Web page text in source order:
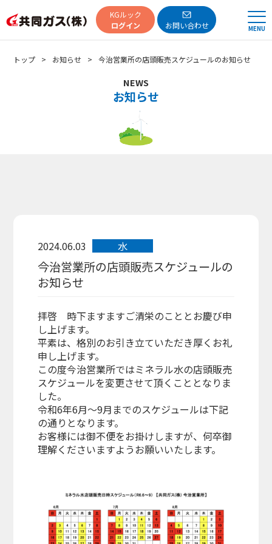
共同ガスKGルック
ログイン
お問い合わせ MENU
トップ お知らせ 今治営業所の店頭販売スケジュールのお知らせ
NEWS
お知らせ
2024.06.03 水
今治営業所の店頭販売スケジュールの
お知らせ
拝啓 時下ますますご清栄のこととお慶び申
し上げます。
平素は、格別のお引き立ていただき厚くお礼
申し上げます。
この度今治営業所ではミネラル水の店頭販売
スケジュールを変更させて頂くこととなりま
した。
令和6年6月〜9月までのスケジュールは下記
の通りとなります。
お客様には御不便をお掛けしますが、何卒御
理解くださいますようお願いいたします。